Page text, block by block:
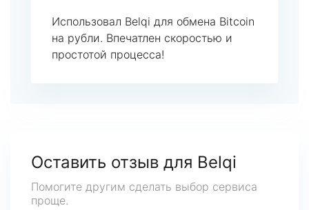
Использовал Belqi для обмена Bitcoin
на рубли. Впечатлен скоростью и
простотой процесса!
Оставить отзыв для Belqi
Помогите другим сделать выбор сервиса
проще.